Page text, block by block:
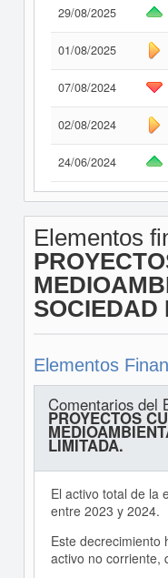
29/08/2025
01/08/2025
07/08/2024
02/08/2024
24/06/2024
Elementos
SOCIEDAD
Elementos
Comentarios del
PROYECTOS
LIMITADA.
El activo total de la
entre 2023 y 2024.
Este decrecimiento
activo no corriente,